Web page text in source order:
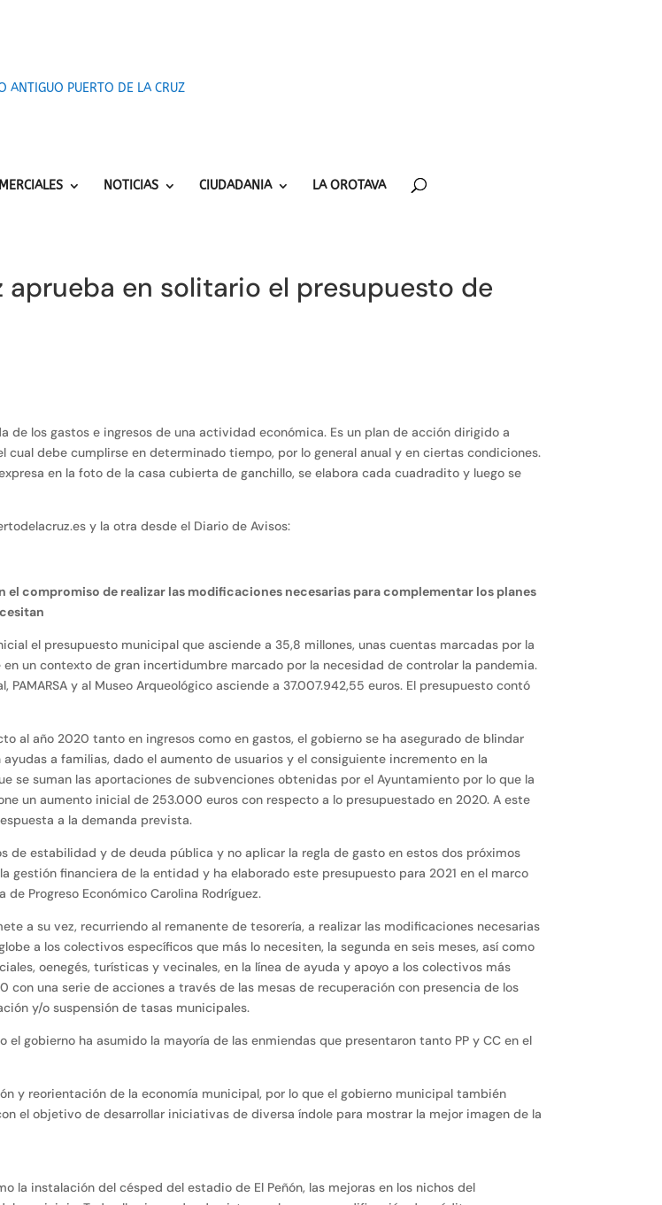
NOTICIAS CIUDADANIA LA OROTAVA
aprueba en solitario el presupuesto de
de los gastos e ingresos de una actividad económica. Es un plan de acción dirigido a
debe cumplirse en determinado tiempo, por lo general anual y en ciertas condiciones.
en la foto de la casa cubierta de ganchillo, se elabora cada cuadradito y luego se
y la otra desde el Diario de Avisos:
compromiso de realizar las modificaciones necesarias para complementar los planes
el presupuesto municipal que asciende a 35,8 millones, unas cuentas marcadas por la
un contexto de gran incertidumbre marcado por la necesidad de controlar la pandemia.
y al Museo Arqueológico asciende a 37.007.942,55 euros. El presupuesto contó
al año 2020 tanto en ingresos como en gastos, el gobierno se ha asegurado de blindar
a familias, dado el aumento de usuarios y el consiguiente incremento en la
se suman las aportaciones de subvenciones obtenidas por el Ayuntamiento por lo que la
un aumento inicial de 253.000 euros con respecto a lo presupuestado en 2020. A este
a la demanda prevista.
estabilidad y de deuda pública y no aplicar la regla de gasto en estos dos próximos
gestión financiera de la entidad y ha elaborado este presupuesto para 2021 en el marco
Progreso Económico Carolina Rodríguez.
a su vez, recurriendo al remanente de tesorería, a realizar las modificaciones necesarias
a los colectivos específicos que más lo necesiten, la segunda en seis meses, así como
oenegés, turísticas y vecinales, en la línea de ayuda y apoyo a los colectivos más
una serie de acciones a través de las mesas de recuperación con presencia de los
y/o suspensión de tasas municipales.
gobierno ha asumido la mayoría de las enmiendas que presentaron tanto PP y CC en el
y reorientación de la economía municipal, por lo que el gobierno municipal también
el objetivo de desarrollar iniciativas de diversa índole para mostrar la mejor imagen de la
la instalación del césped del estadio de El Peñón, las mejoras en los nichos del